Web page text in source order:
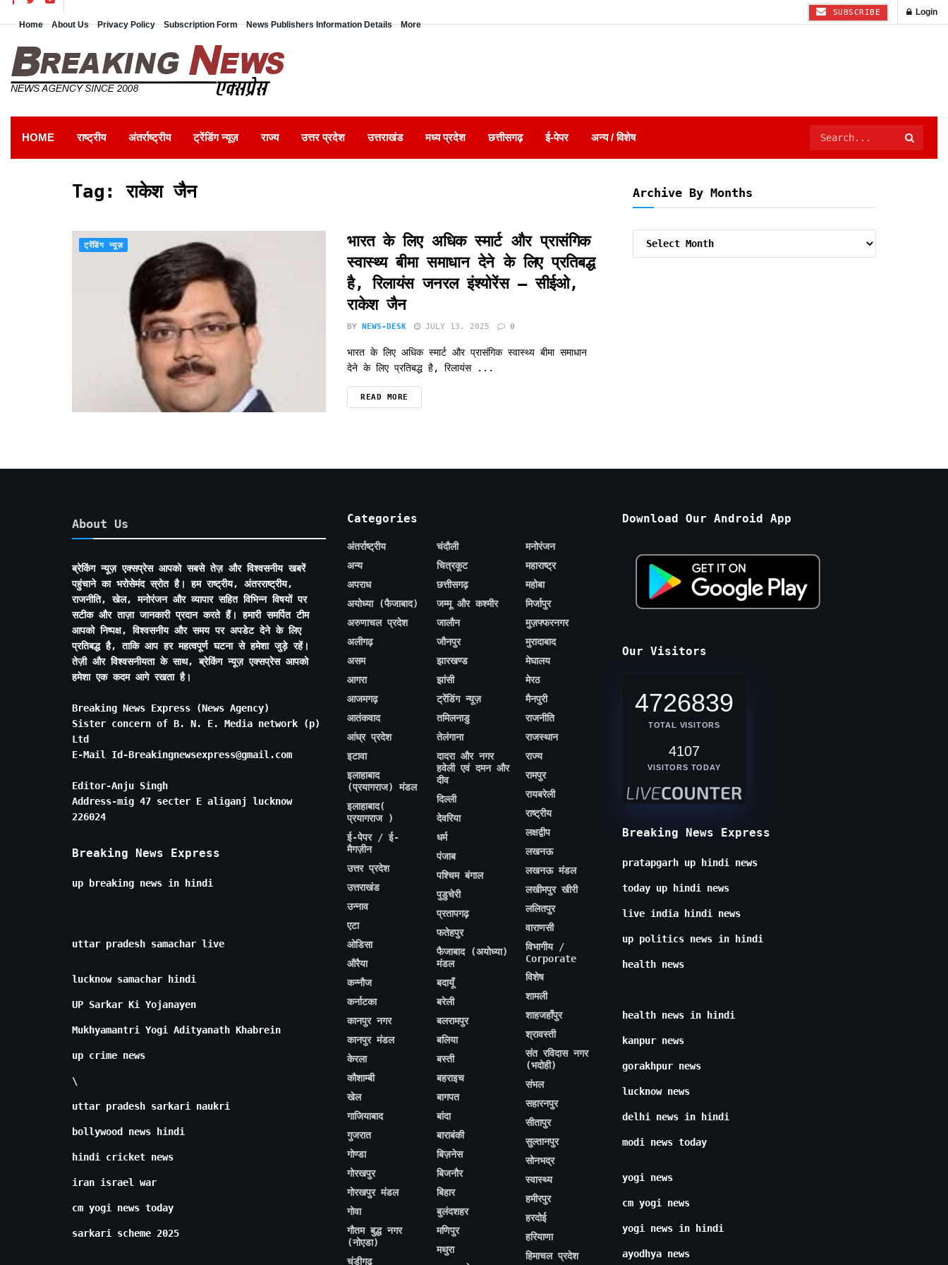
Home About Us Privacy Policy Subscription Form News Publishers Information Details More
SUBSCRIBE Login
HOME राष्ट्रीय अंतर्राष्ट्रीय ट्रेंडिंग न्यूज़ राज्य उत्तर प्रदेश उत्तराखंड मध्य प्रदेश छत्तीसगढ़ ई-पेपर अन्य / विशेष
Tag:राकेश जैन
ट्रेंडिंग न्यूज़
भारत के लिए अधिक स्मार्ट और प्रासंगिक
स्वास्थ्य बीमा समाधान देने के लिए प्रतिबद्ध
है, रिलायंस जनरल इंश्योरेंस – सीईओ,
राकेश जैन
BY NEWS-DESK JULY 13, 2025 0
भारत के लिए अधिक स्मार्ट और प्रासंगिक स्वास्थ्य बीमा समाधान
देने के लिए प्रतिबद्ध है, रिलायंस ...
READ MORE
Archive By Months
About Us
ब्रेकिंग न्यूज़ एक्सप्रेस आपको सबसे तेज़ और विश्वसनीय खबरें
पहुंचाने का भरोसेमंद स्रोत है। हम राष्ट्रीय, अंतरराष्ट्रीय,
राजनीति, खेल, मनोरंजन और व्यापार सहित विभिन्न विषयों पर
सटीक और ताज़ा जानकारी प्रदान करते हैं। हमारी समर्पित टीम
आपको निष्पक्ष, विश्वसनीय और समय पर अपडेट देने के लिए
प्रतिबद्ध है, ताकि आप हर महत्वपूर्ण घटना से हमेशा जुड़े रहें।
तेज़ी और विश्वसनीयता के साथ, ब्रेकिंग न्यूज़ एक्सप्रेस आपको
हमेशा एक कदम आगे रखता है।
Breaking News Express (News Agency)
Sister concern of B. N. E. Media network (p)
Ltd
E-Mail Id-Breakingnewsexpress@gmail.com
Editor-Anju Singh
Address-mig 47 secter E aliganj lucknow
226024
Breaking News Express
up breaking news in hindi
uttar pradesh samachar live
lucknow samachar hindi
UP Sarkar Ki Yojanayen
Mukhyamantri Yogi Adityanath Khabrein
up crime news
\
uttar pradesh sarkari naukri
bollywood news hindi
hindi cricket news
iran israel war
cm yogi news today
sarkari scheme 2025
Categories
अंतर्राष्ट्रीय
अन्य
अपराध
अयोध्या (फैजाबाद)
अरुणाचल प्रदेश
अलीगढ़
असम
आगरा
आजमगढ़
आतंकवाद
आंध्र प्रदेश
इटावा
इलाहाबाद
(प्रयागराज) मंडल
इलाहाबाद(
प्रयागराज )
ई-पेपर / ई-
मैगज़ीन
उत्तर प्रदेश
उत्तराखंड
उन्नाव
एटा
ओडिसा
औरैया
कन्नौज
कर्नाटका
कानपुर नगर
कानपुर मंडल
केरला
कौशाम्बी
खेल
गाजियाबाद
गुजरात
गोण्डा
गोरखपुर
गोरखपुर मंडल
गोवा
गौतम बुद्ध नगर
(नोएडा)
चंडीगढ़
चंदौली
चित्रकूट
छत्तीसगढ़
जम्मू और कश्मीर
जालौन
जौनपुर
झारखण्ड
झांसी
ट्रेंडिंग न्यूज़
तमिलनाडु
तेलंगाना
दादरा और नगर
हवेली एवं दमन और
दीव
दिल्ली
देवरिया
धर्म
पंजाब
पश्चिम बंगाल
पुडुचेरी
प्रतापगढ़
फतेहपुर
फैजाबाद (अयोध्या)
मंडल
बदायूँ
बरेली
बलरामपुर
बलिया
बस्ती
बहराइच
बागपत
बांदा
बाराबंकी
बिज़नेस
बिजनौर
बिहार
बुलंदशहर
मणिपुर
मथुरा
मनोरंजन
महाराष्ट्र
महोबा
मिर्जापुर
मुज़फ्फरनगर
मुरादाबाद
मेघालय
मेरठ
मैनपुरी
राजनीति
राजस्थान
राज्य
रामपुर
रायबरेली
राष्ट्रीय
लक्षद्वीप
लखनऊ
लखनऊ मंडल
लखीमपुर खीरी
ललितपुर
वाराणसी
विभागीय /
Corporate
विशेष
शामली
शाहजहाँपुर
श्रावस्ती
संत रविदास नगर
(भदोही)
संभल
सहारनपुर
सीतापुर
सुल्तानपुर
सोनभद्र
स्वास्थ्य
हमीरपुर
हरदोई
हरियाणा
हिमाचल प्रदेश
Download Our Android App
Our Visitors
4726839
TOTAL VISITORS
4107
VISITORS TODAY
Breaking News Express
pratapgarh up hindi news
today up hindi news
live india hindi news
up politics news in hindi
health news
health news in hindi
kanpur news
gorakhpur news
lucknow news
delhi news in hindi
modi news today
yogi news
cm yogi news
yogi news in hindi
ayodhya news